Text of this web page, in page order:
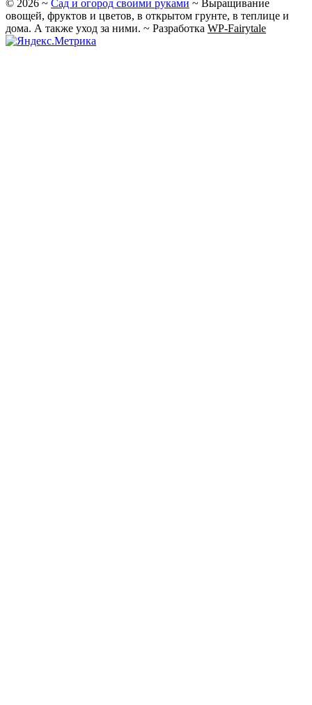
© 2026 ~ Сад и огород своими руками ~ Выращивание
овощей, фруктов и цветов, в открытом грунте, в теплице и
дома. А также уход за ними. ~ Разработка WP-Fairytale